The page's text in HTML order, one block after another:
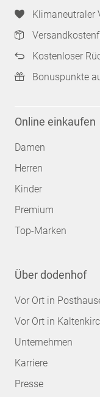
Klimaneutraler
Kostenloser
Bonuspunkte
Online einkaufen
Damen
Herren
Kinder
Premium
Top-Marken
Über dodenhof
Vor Ort in
Vor Ort in
Unternehmen
Karriere
Presse